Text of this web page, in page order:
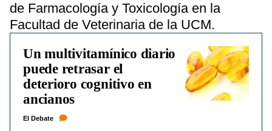
de Farmacología y Toxicología en la
Facultad de Veterinaria de la UCM.
Un multivitamínico diario
puede retrasar el
deterioro cognitivo en
ancianos
El Debate